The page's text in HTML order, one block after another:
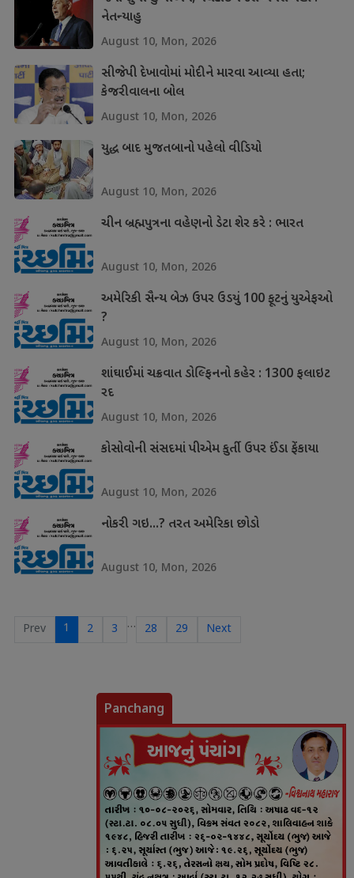
નેતન્યાહુ
August 10, Mon, 2026
સીજેપી દેખાવોમાં મોદીને મારવા આવ્યા હતા;
કેજરીવાલના બોલ
August 10, Mon, 2026
યુદ્ધ બાદ મુજતબાનો પહેલો વીડિયો
August 10, Mon, 2026
ચીન બ્રહ્મપુત્રના વહેણનો ડેટા શેર કરે : ભારત
August 10, Mon, 2026
અમેરિકી સૈન્ય બેઝ ઉપર ઉડયું 100 ફૂટનું યુએફઓ
?
August 10, Mon, 2026
શાંઘાઈમાં ચક્રવાત ડોલ્ફિનનો કહેર : 1300 ફલાઇટ
રદ
August 10, Mon, 2026
કોસોવોની સંસદમાં પીએમ કુર્તી ઉપર ઈંડા ફેંકાયા
August 10, Mon, 2026
નોકરી ગઇ...? તરત અમેરિકા છોડો
August 10, Mon, 2026
Prev 1 2 3 … 28 29 Next
Panchang